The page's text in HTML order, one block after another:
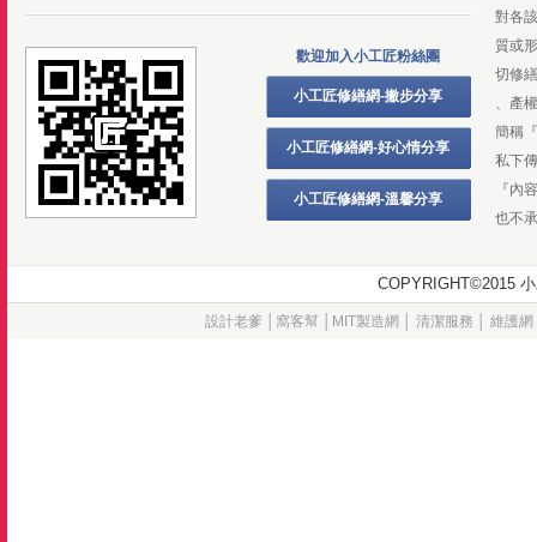
歡迎加入小工匠粉絲團
小工匠修繕網-撇步分享
小工匠修繕網-好心情分享
小工匠修繕網-溫馨分享
對各
質或
切修
、產
簡稱
私下
『內
也不
設計老爹 窩客幫│ MIT製造網 清潔服務 維護網